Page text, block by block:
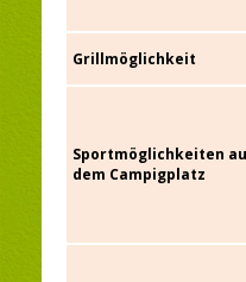
Grillmöglichkeit
Sportmöglichkeiten
dem Campigplatz